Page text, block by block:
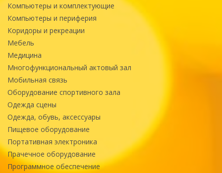
Компьютеры и комплектующие
Компьютеры и периферия
Коридоры и рекреации
Мебель
Медицина
Многофункциональный актовый зал
Мобильная связь
Оборудование спортивного зала
Одежда сцены
Одежда, обувь, аксессуары
Пищевое оборудование
Портативная электроника
Прачечное оборудование
Программное обеспечение